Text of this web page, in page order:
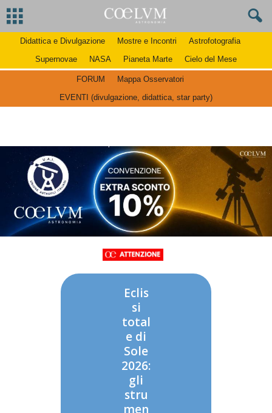
Didattica e Divulgazione Mostre e Incontri
Astrofotografia
Supernovae
NASA Pianeta Marte Cielo del Mese
FORUM
Mappa Osservatori
EVENTI (divulgazione, didattica, star party)
Eclis
si
total
e di
Sole
2026:
gli
stru
men